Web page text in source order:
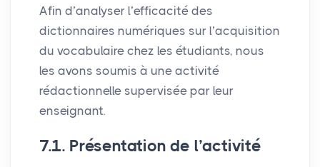
Afin d’analyser l’efficacité des
dictionnaires numériques sur l’acquisition
du vocabulaire chez les étudiants, nous
les avons soumis à une activité
rédactionnelle supervisée par leur
enseignant.
7.1. Présentation de l’activité